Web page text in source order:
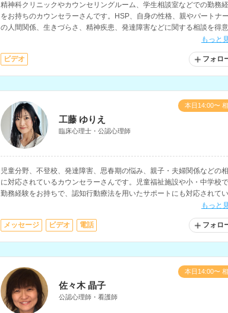
精神科クリニックやカウンセリングルーム、学生相談室などでの勤務
をお持ちのカウンセラーさんです。HSP、自身の性格、親やパートナ
の人間関係、生きづらさ、精神疾患、発達障害などに関する相談を得
もっと
ビデオ フォロ
工藤 ゆりえ
臨床心理士・公認心理師
児童分野、不登校、発達障害、思春期の悩み、親子・夫婦関係などの
に対応されているカウンセラーさんです。児童福祉施設や小・中学校
勤務経験をお持ちで、認知行動療法を用いたサポートにも対応されて
もっと
メッセージ ビデオ 電話 フォロ
本日14:00〜
佐々木 晶子
公認心理師・看護師
本日14:00〜